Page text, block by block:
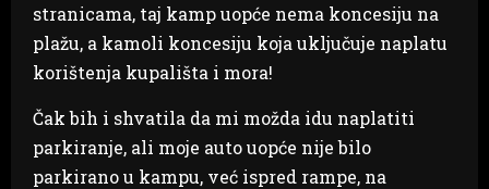
stranicama, taj kamp uopće nema koncesiju na
plažu, a kamoli koncesiju koja uključuje naplatu
korištenja kupališta i mora!
Čak bih i shvatila da mi možda idu naplatiti
parkiranje, ali moje auto uopće nije bilo
parkirano u kampu, već ispred rampe, na